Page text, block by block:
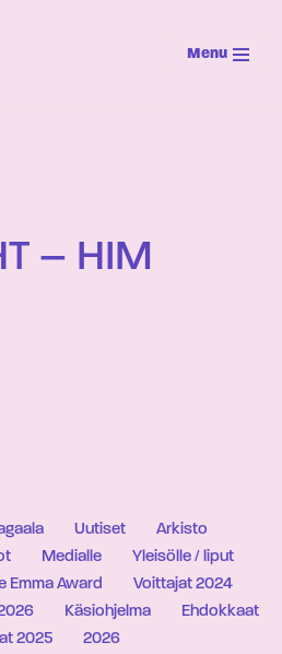
Menu
– HIM
Uutiset
Arkisto
Medialle
Yleisölle / liput
Emma Award
Voittajat 2024
Käsiohjelma
Ehdokkaat
2025
2026